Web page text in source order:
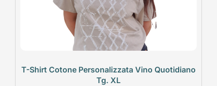
T-Shirt Cotone Personalizzata Vino Quotidiano
Tg. XL